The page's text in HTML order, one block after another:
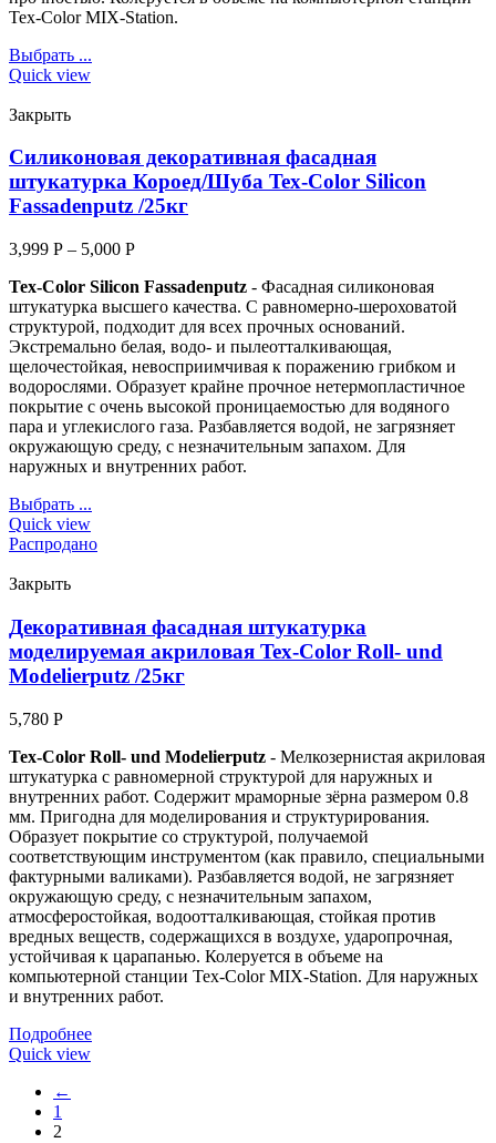
Tex-Color MIX-Station.
Выбрать ...
Quick view
Закрыть
Силиконовая декоративная фасадная
штукатурка Короед/Шуба Tex-Color Silicon
Fassadenputz /25кг
3,999 Р – 5,000 Р
Tex-Color Silicon Fassadenputz - Фасадная силиконовая
штукатурка высшего качества. С равномерно-шероховатой
структурой, подходит для всех прочных оснований.
Экстремально белая, водо- и пылеотталкивающая,
щелочестойкая, невосприимчивая к поражению грибком и
водорослями. Образует крайне прочное нетермопластичное
покрытие с очень высокой проницаемостью для водяного
пара и углекислого газа. Разбавляется водой, не загрязняет
окружающую среду, с незначительным запахом. Для
наружных и внутренних работ.
Выбрать ...
Quick view
Распродано
Закрыть
Декоративная фасадная штукатурка
моделируемая акриловая Tex-Color Roll- und
Modelierputz /25кг
5,780 Р
Tex-Color Roll- und Modelierputz - Мелкозернистая акриловая
штукатурка с равномерной структурой для наружных и
внутренних работ. Содержит мраморные зёрна размером 0.8
мм. Пригодна для моделирования и структурирования.
Образует покрытие со структурой, получаемой
соответствующим инструментом (как правило, специальными
фактурными валиками). Разбавляется водой, не загрязняет
окружающую среду, с незначительным запахом,
атмосферостойкая, водоотталкивающая, стойкая против
вредных веществ, содержащихся в воздухе, ударопрочная,
устойчивая к царапанью. Колеруется в объеме на
компьютерной станции Tex-Color MIX-Station. Для наружных
и внутренних работ.
Подробнее
Quick view
←
1
2